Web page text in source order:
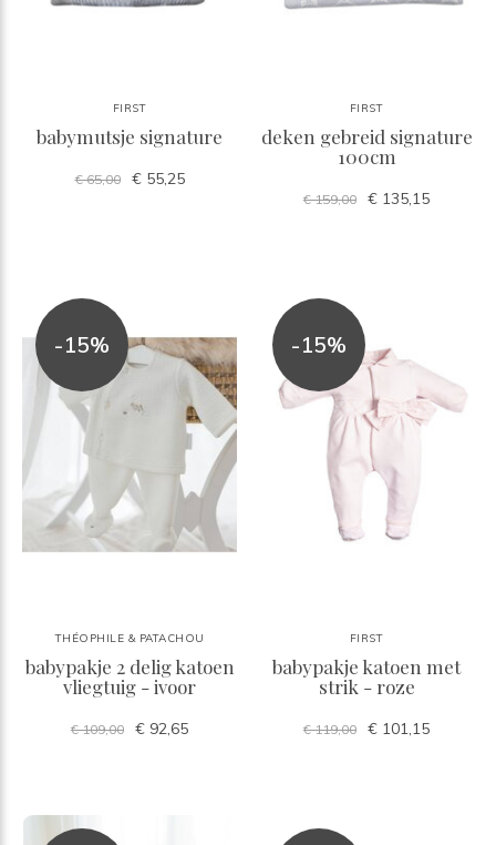
FIRST
babymutsje signature
€ 65,00 € 55,25
FIRST
deken gebreid signature
100cm
€ 159,00 € 135,15
-15%
THÉOPHILE & PATACHOU
babypakje 2 delig katoen
vliegtuig - ivoor
€ 109,00 € 92,65
-15%
FIRST
babypakje katoen met
strik - roze
€ 119,00 € 101,15